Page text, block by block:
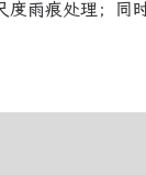
度雨痕处理；同